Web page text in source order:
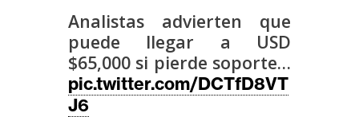
Analistas advierten que
puede llegar a USD
$65,000 si pierde soporte…
pic.twitter.com/DCTfD8VT
J6